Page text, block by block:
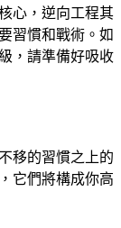
心，逆向工程其
習慣和戰術。如
，請準備好吸收
移的習慣之上的
它們將構成你高